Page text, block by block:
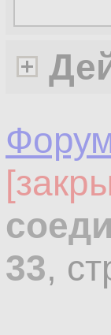
33,